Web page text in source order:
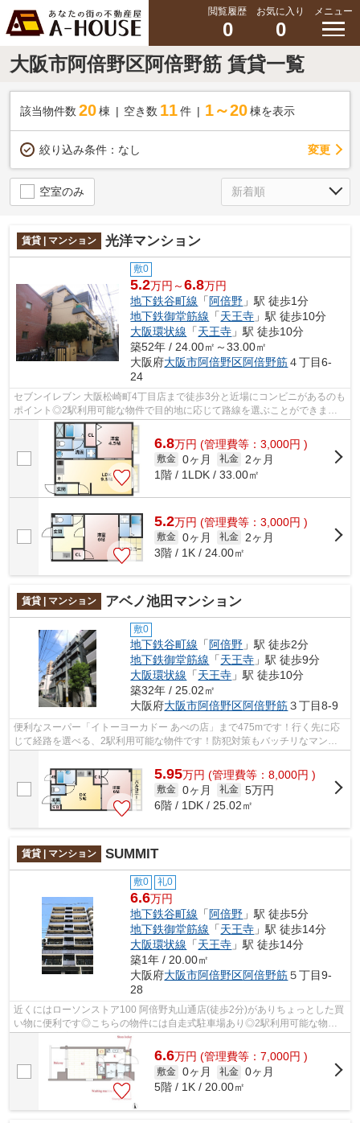
閲覧履歴
0
お気に入り
0
メニュー
大阪市阿倍野区阿倍野筋 賃貸一覧
該当物件数 20棟 空き数 11 件 1～20 棟を表示
絞り込み条件： なし 変更
空室のみ
賃貸 | マンション 光洋マンション
敷0
5.2万円～6.8万円
地下鉄谷町線 「 阿倍野 」駅 徒歩1分
地下鉄御堂筋線 「天王寺 」駅 徒歩10分
大阪環状線 「天王寺 」駅 徒歩10分
築52年 / 24.00㎡～33.00㎡
大阪府大阪市阿倍野区阿倍野筋４丁目6-
24
セブンイレブン 大阪松崎町4丁目店まで徒歩3分と近場にコンビニがあるのも
ポイント◎2駅利用可能な物件で目的地に応じて路線を選ぶことができます
◎ゴミ出しを楽にするために、遠くまで...
6.8万円 (管理費等：3,000円 )
敷金 0ヶ月 礼金
2ヶ月
1階 / 1LDK / 33.00㎡
5.2万円 (管理費等：3,000円 )
敷金 0ヶ月 礼金
2ヶ月
3階 / 1K / 24.00㎡
賃貸 | マンション アベノ池田マンション
敷0
地下鉄谷町線 「 阿倍野 」駅 徒歩2分
地下鉄御堂筋線 「天王寺 」駅 徒歩9分
大阪環状線 「天王寺 」駅 徒歩10分
築32年 / 25.02㎡
大阪府大阪市阿倍野区阿倍野筋３丁目8-9
便利なスーパー「イトーヨーカドー あべの店」まで475mです！行く先に応
じて経路を選べる、2駅利用可能な物件です！防犯対策もバッチリなマンシ
5.95万円 (管理費等：8,000円 )
敷金 0ヶ月 礼金 5万円
6階 / 1DK / 25.02㎡
賃貸 | マンション SUMMIT
敷0 礼0
6.6万円
地下鉄谷町線 「 阿倍野 」駅 徒歩5分
地下鉄御堂筋線 「天王寺 」駅 徒歩14分
大阪環状線 「天王寺 」駅 徒歩14分
築1年 / 20.00㎡
大阪府大阪市阿倍野区阿倍野筋５丁目9-
28
近くにはローソンストア100 阿倍野丸山通店(徒歩2分)がありちょっとした買
い物に便利です◎こちらの物件には自走式駐車場あり◎2駅利用可能な物件
で目的地に応じて路線を選ぶことができ...
6.6万円 (管理費等：7,000円 )
敷金 0ヶ月 礼金 0ヶ月
5階 / 1K / 20.00㎡